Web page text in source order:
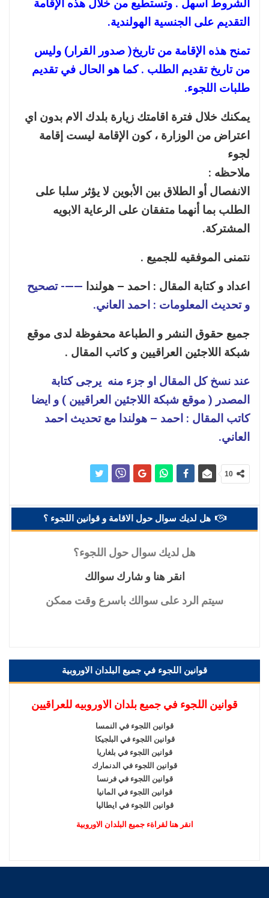
الشروط اسهل . وتستطيع من خلال هذه الإقامة
التقديم على الجنسية الهولندية.
تمنح هذه الإقامة من تاريخ( صدور القرار) وليس
من تاريخ تقديم الطلب . كما هو الحال في تقديم
طلبات اللجوء.
يمكنك خلال فترة اقامتك زيارة بلدك الام بدون اي
اعتراض من الوزارة ، كون الإقامة ليست إقامة
لجوء
ملاحظه :
الانفصال أو الطلاق بين الأبوين لا يؤثر سلبا على
الطلب بما أنهما متفقان على الرعاية الابويه
المشتركة.
نتمنى الموفقيه للجميع .
اعداد و كتابة المقال : احمد – هولندا ——- تصحيح
و تحديث المعلومات : احمد العاني.
جميع حقوق النشر و الطباعة محفوظة لدى موقع
شبكة اللاجئين العراقيين و كاتب المقال .
عند نسخ كل المقال او جزء منه يرجى كتابة
المصدر ( موقع شبكة اللاجئين العراقيين ) و ايضا
كاتب المقال : احمد – هولندا مع تحديث احمد
العاني.
10
هل لديك سوال حول الاقامة و قوانين اللجوء ؟
هل لديك سوال حول اللجوء؟
انقر هنا و شارك سوالك
سيتم الرد على سوالك باسرع وقت ممكن
قوانين اللجوء في جميع البلدان الاوروبية
قوانين اللجوء في جميع بلدان الاوروبيه للعراقيين
قوانين اللجوء في النمسا
قوانين اللجوء في البلجيكا
قوانين اللجوء في بلغاريا
قوانين اللجوء في الدنمارك
قوانين اللجوء في فرنسا
قوانين اللجوء في المانيا
قوانين اللجوء في ايطاليا
انقر هنا لقراةء جميع البلدان الاوروبية